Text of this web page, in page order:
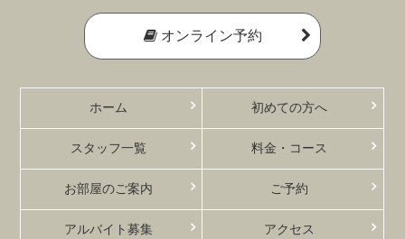
オンライン予約
ホーム 初めての方へ
スタッフ一覧 料金・コース
お部屋のご案内 ご予約
アルバイト募集 アクセス